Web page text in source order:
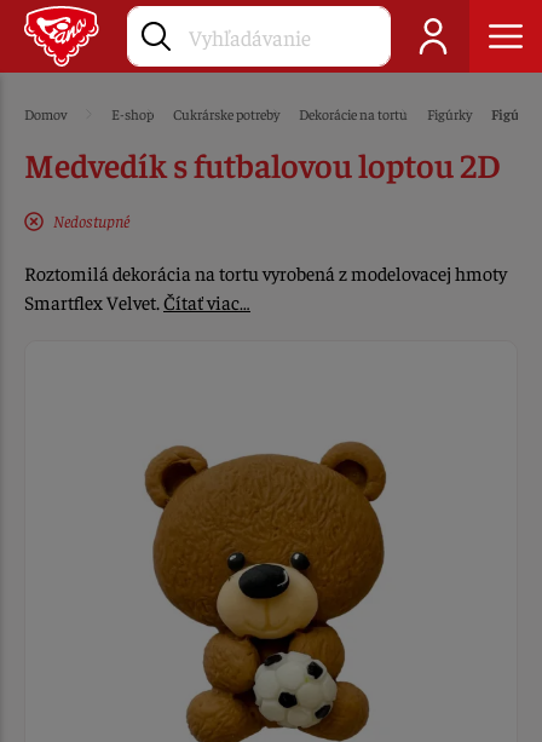
Domov E-shop Cukrárske potreby Dekorácie na tortu Figúrky
Medvedík s futbalovou loptou 2D
Nedostupné
Roztomilá dekorácia na tortu vyrobená z modelovacej hmoty
Smartflex Velvet.Čítať viac…